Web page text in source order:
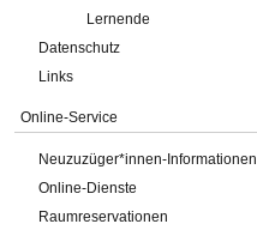
Lernende
Datenschutz
Links
Online-Service
Neuzuzüger*innen-Informationen
Online-Dienste
Raumreservationen